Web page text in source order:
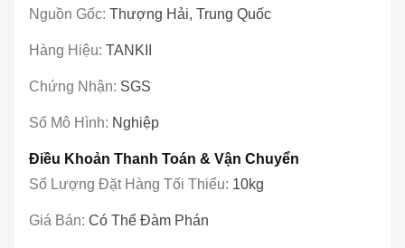
Nguồn Gốc: Thượng Hải, Trung Quốc
Hàng Hiệu: TANKII
Chứng Nhận: SGS
Số Mô Hình: Nghiệp
Điều Khoản Thanh Toán & Vận Chuyển
Số Lượng Đặt Hàng Tối Thiểu: 10kg
Giá Bán: Có Thể Đàm Phán